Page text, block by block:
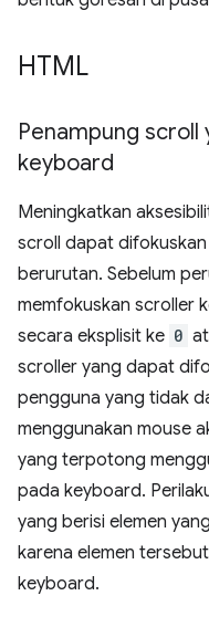
HTML
Penampung
keyboard
Meningkatkan
scroll dapat
berurutan. Sebelum
memfokuskan scroller
secara eksplisit ke 0
scroller yang dapat
pengguna yang tidak
menggunakan mouse
yang terpotong
pada keyboard.
yang berisi elemen
karena elemen
keyboard.